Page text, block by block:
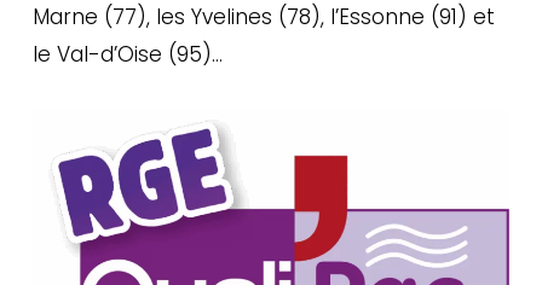
Marne (77), les Yvelines (78), l’Essonne (91) et
le Val-d’Oise (95)…